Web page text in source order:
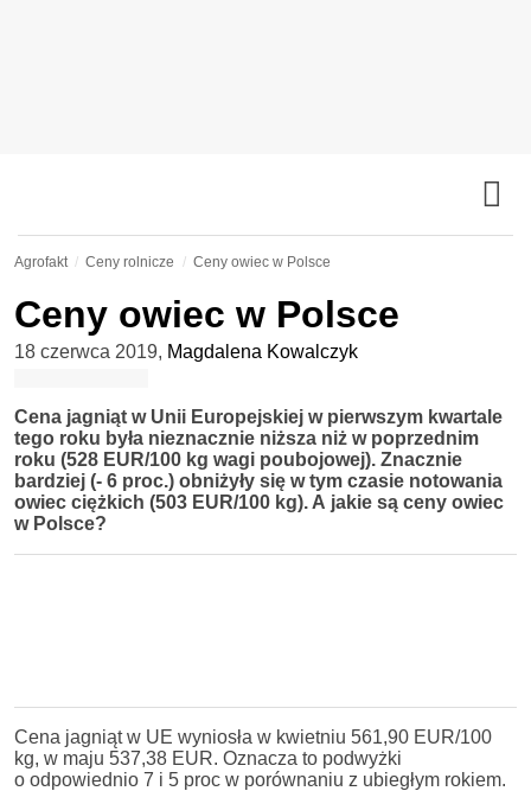
Agrofakt Ceny rolnicze Ceny owiec w Polsce
Ceny owiec w Polsce
18 czerwca 2019, Magdalena Kowalczyk
Cena jagniąt w Unii Europejskiej w pierwszym kwartale
tego roku była nieznacznie niższa niż w poprzednim
roku (528 EUR/100 kg wagi poubojowej). Znacznie
bardziej (- 6 proc.) obniżyły się w tym czasie notowania
owiec ciężkich (503 EUR/100 kg). A jakie są ceny owiec
w Polsce?
Cena jagniąt w UE wyniosła w kwietniu 561,90 EUR/100
kg, w maju 537,38 EUR. Oznacza to podwyżki
o odpowiednio 7 i 5 proc w porównaniu z ubiegłym rokiem.